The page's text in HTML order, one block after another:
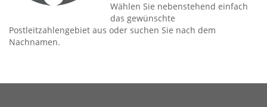
Wählen Sie nebenstehend einfach
das gewünschte
Postleitzahlengebiet aus oder suchen Sie nach dem
Nachnamen.